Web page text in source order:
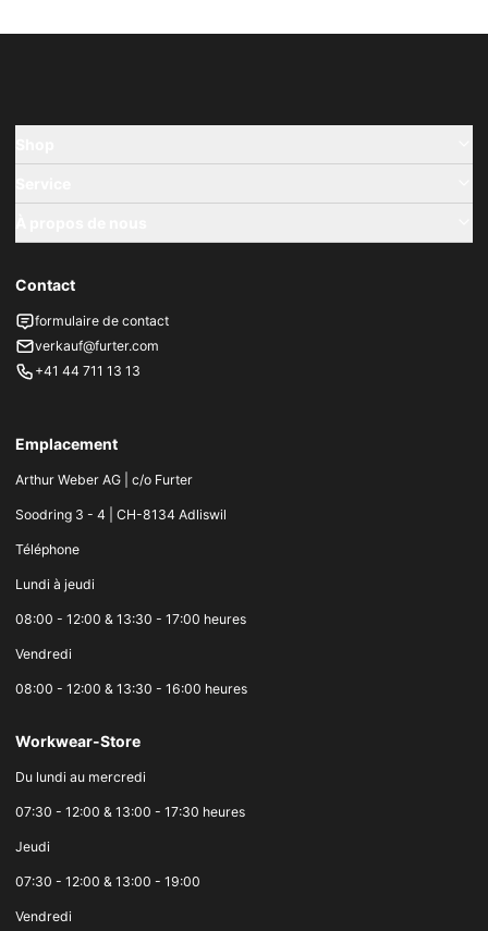
Contact
formulaire de contact
verkauf@furter.com
+41 44 711 13 13
Emplacement
Arthur Weber AG | c/o Furter
Soodring 3 - 4 | CH-8134 Adliswil
Téléphone
Lundi à jeudi
08:00 - 12:00 & 13:30 - 17:00 heures
Vendredi
08:00 - 12:00 & 13:30 - 16:00 heures
Workwear-Store
Du lundi au mercredi
07:30 - 12:00 & 13:00 - 17:30 heures
Jeudi
07:30 - 12:00 & 13:00 - 19:00
Vendredi